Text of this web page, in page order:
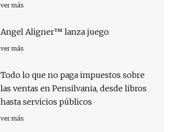
ver más
Angel Aligner™ lanza juego
ver más
Todo lo que no paga impuestos sobre
las ventas en Pensilvania, desde libros
hasta servicios públicos
ver más